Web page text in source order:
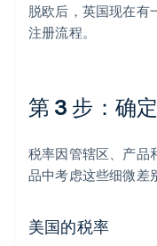
脱欧后，英国现在有
注册流程。
第 3 步：确
税率因管辖区、产品
品中考虑这些细微差
美国的税率